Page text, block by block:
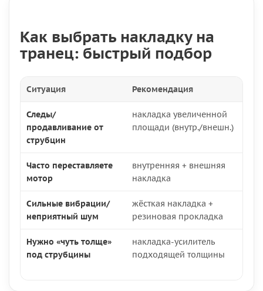
Как выбрать накладку на
транец: быстрый подбор
Ситуация Рекомендация
Следы/
продавливание от
струбцин
накладка увеличенной
площади (внутр./внешн.)
Часто переставляете
мотор
внутренняя + внешняя
накладка
Сильные вибрации/
неприятный шум
жёсткая накладка +
резиновая прокладка
Нужно «чуть толще»
под струбцины
накладка-усилитель
подходящей толщины